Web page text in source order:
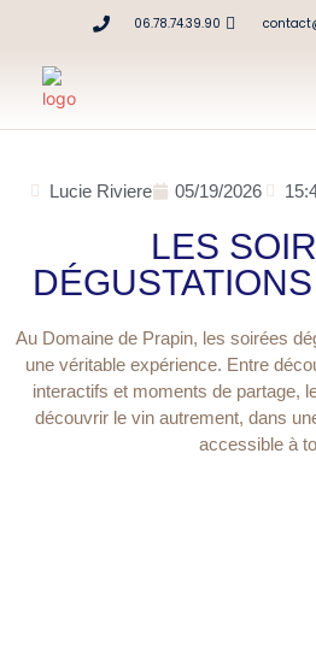
06.78.74.39.90
Lucie Riviere 05/19/2026
LES
Au Domaine de Prapin, les soirées
une véritable expérience. Entre
interactifs et moments de partage,
découvrir le vin autrement, dans
accessible à